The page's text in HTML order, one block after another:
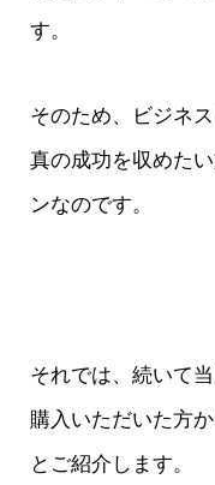
す。
そのため、ビジネ
真の成功を収めた
ンなのです。
それでは、続いて
購入いただいた方
とご紹介します。